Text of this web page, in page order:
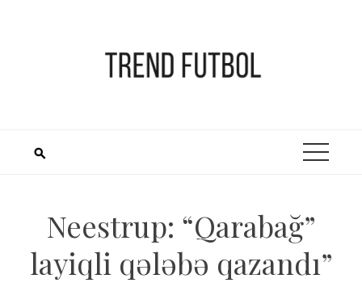
Neestrup: “Qarabağ”
layiqli qələbə qazandı”